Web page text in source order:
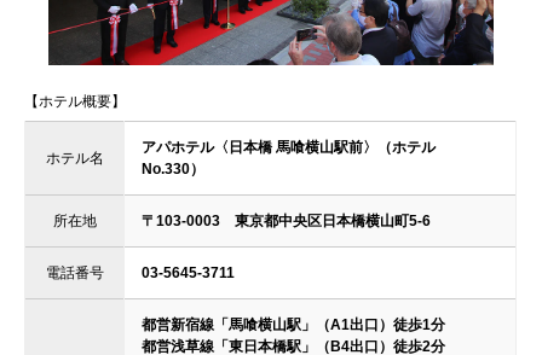
【ホテル概要】
ホテル名
アパホテル〈日本橋 馬喰横山駅前〉（ホテル
No.330）
所在地 〒103-0003 東京都中央区日本橋横山町5-6
電話番号 03-5645-3711
都営新宿線「馬喰横山駅」（A1出口）徒歩1分
都営浅草線「東日本橋駅」（B4出口）徒歩2分